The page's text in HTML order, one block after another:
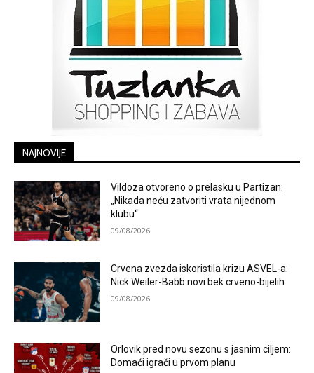
NAJNOVIJE
Vildoza otvoreno o prelasku u Partizan:
„Nikada neću zatvoriti vrata nijednom
klubu“
09/08/2026
Crvena zvezda iskoristila krizu ASVEL-a:
Nick Weiler-Babb novi bek crveno-bijelih
09/08/2026
Orlovik pred novu sezonu s jasnim ciljem:
Domaći igrači u prvom planu